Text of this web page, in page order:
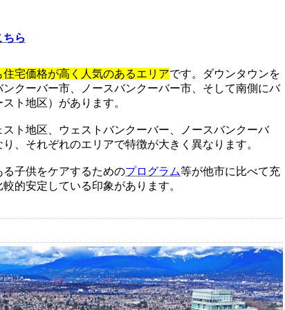
ちら
宅価格が高く人気のあるエリアです。ダウンタウンを
クーバー市、ノースバンクーバー市、そして南側にバ
ト地区）があります。
ト地区、ウェストバンクーバー、ノースバンクーバ
、それぞれのエリアで特徴が大きく異なります。
子供をケアするためのプログラム等が他市に比べて充
的安定している印象があります。